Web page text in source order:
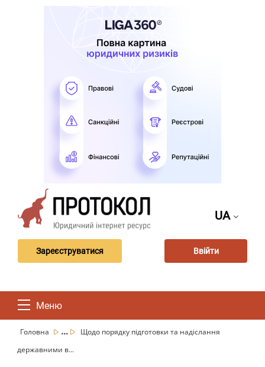
UA
Зареєструватися Ввійти
Меню
Головна ...
Щодо порядку підготовки та надіслання
державними в...